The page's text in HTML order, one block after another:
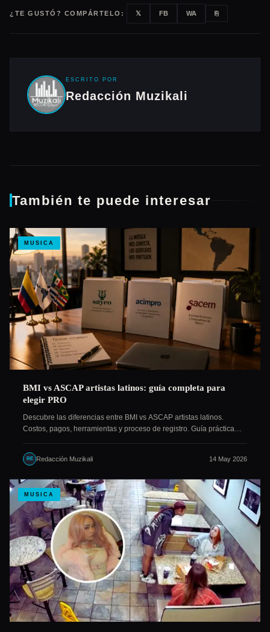
¿TE GUSTÓ? COMPÁRTELO: 𝕏 FB WA ⎘
ESCRITO POR
Redacción Muzikali
También te puede interesar
MUSICA
BMI vs ASCAP artistas latinos: guía completa para
elegir PRO
Descubre las diferencias entre BMI vs ASCAP artistas latinos.
Costos, pagos, herramientas y proceso de registro. Guía práctica…
RE Redacción Muzikali 14 May 2026
MUSICA